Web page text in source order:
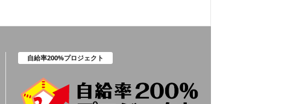
自給率200%プロジェクト